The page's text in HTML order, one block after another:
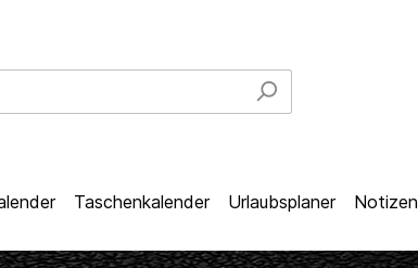
Taschenkalender Urlaubsplaner Notizen